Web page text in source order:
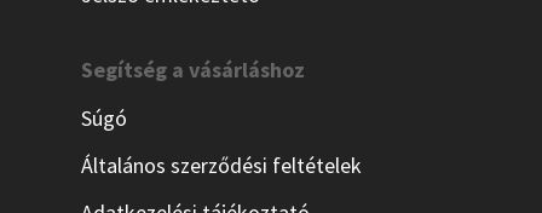
Segítség a vásárláshoz
Súgó
Általános szerződési feltételek